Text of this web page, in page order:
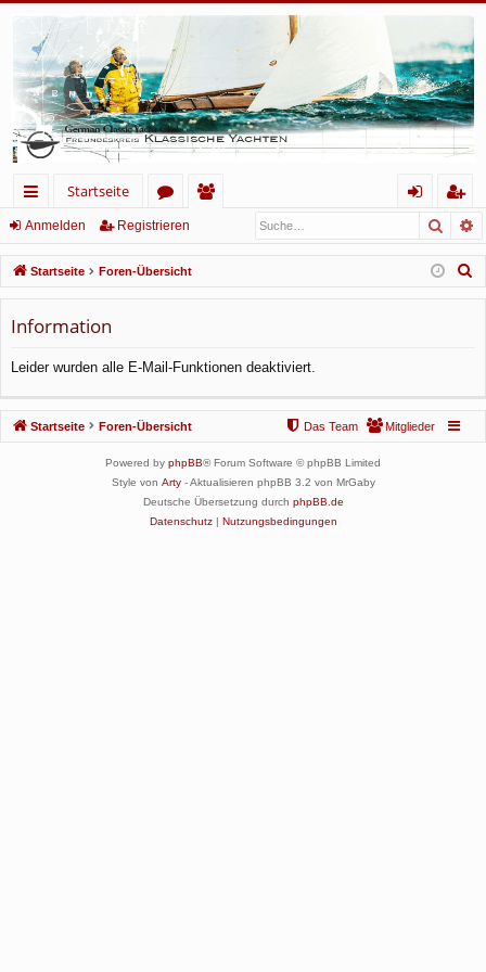
ch
ne
llz
ug
rif
Startseite
or
en
lie
de
m
el
eg
ist
rie
Anmelden Registrieren
Startseite Foren-Übersicht
Information
Leider wurden alle E-Mail-Funktionen deaktiviert.
Startseite Foren-Übersicht Mitglieder
Das Team
Powered by phpBB® Forum Software © phpBB Limited
Style von Arty- Aktualisieren phpBB 3.2 von MrGaby
Deutsche Übersetzung durch phpBB.de
Datenschutz| Nutzungsbedingungen